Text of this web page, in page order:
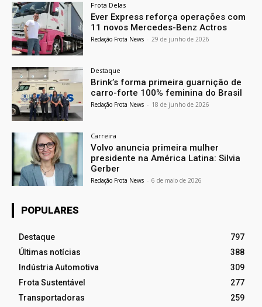
Frota Delas
Ever Express reforça operações com
11 novos Mercedes-Benz Actros
Redação Frota News - 29 de junho de 2026
Destaque
Brink’s forma primeira guarnição de
carro-forte 100% feminina do Brasil
Redação Frota News - 18 de junho de 2026
Carreira
Volvo anuncia primeira mulher
presidente na América Latina: Silvia
Gerber
Redação Frota News - 6 de maio de 2026
POPULARES
Destaque
797
Últimas notícias
388
Indústria Automotiva
309
Frota Sustentável
277
Transportadoras
259